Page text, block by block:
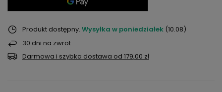
Produkt dostępny Wysyłka w poniedziałek (10.08)
30 dni na zwrot
Darmowa i szybka dostawa od 179,00 zł